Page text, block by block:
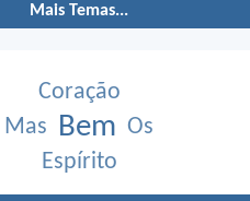
Mais Temas...
Coração
Mas
Bem Os
Espírito